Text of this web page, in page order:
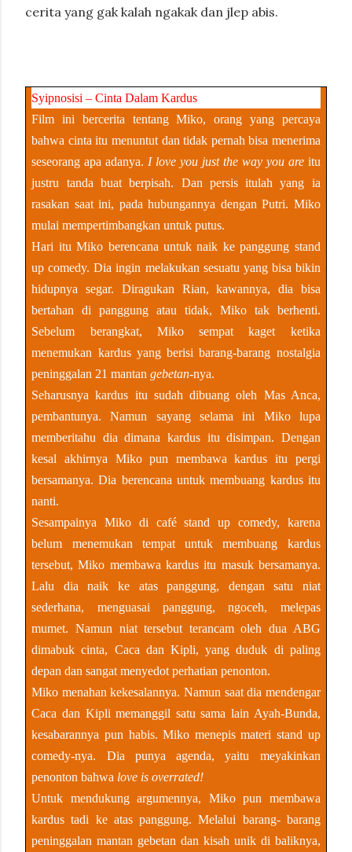
cerita yang gak kalah ngakak dan jlep abis.
Syipnosisi – Cinta Dalam Kardus
Film ini bercerita tentang Miko, orang yang percaya
bahwa cinta itu menuntut dan tidak pernah bisa menerima
seseorang apa adanya.I love you just the way you are itu
justru tanda buat berpisah. Dan persis itulah yang ia
rasakan saat ini, pada hubungannya dengan Putri. Miko
mulai mempertimbangkan untuk putus.
Hari itu Miko berencana untuk naik ke panggung stand
up comedy. Dia ingin melakukan sesuatu yang bisa bikin
hidupnya segar. Diragukan Rian, kawannya, dia bisa
bertahan di panggung atau tidak, Miko tak berhenti.
Sebelum berangkat, Miko sempat kaget ketika
menemukan kardus yang berisi barang-barang nostalgia
peninggalan 21 mantangebetan-nya.
Seharusnya kardus itu sudah dibuang oleh Mas Anca,
pembantunya. Namun sayang selama ini Miko lupa
memberitahu dia dimana kardus itu disimpan. Dengan
kesal akhirnya Miko pun membawa kardus itu pergi
bersamanya. Dia berencana untuk membuang kardus itu
nanti.
Sesampainya Miko di café stand up comedy, karena
belum menemukan tempat untuk membuang kardus
tersebut, Miko membawa kardus itu masuk bersamanya.
Lalu dia naik ke atas panggung, dengan satu niat
sederhana, menguasai panggung, ngoceh, melepas
mumet. Namun niat tersebut terancam oleh dua ABG
dimabuk cinta, Caca dan Kipli, yang duduk di paling
depan dan sangat menyedot perhatian penonton.
Miko menahan kekesalannya. Namun saat dia mendengar
Caca dan Kipli memanggil satu sama lain Ayah-Bunda,
kesabarannya pun habis. Miko menepis materi stand up
comedy-nya. Dia punya agenda, yaitu meyakinkan
penonton bahwa love is overrated!
Untuk mendukung argumennya, Miko pun membawa
kardus tadi ke atas panggung. Melalui barang- barang
peninggalan mantan gebetan dan kisah unik di baliknya,